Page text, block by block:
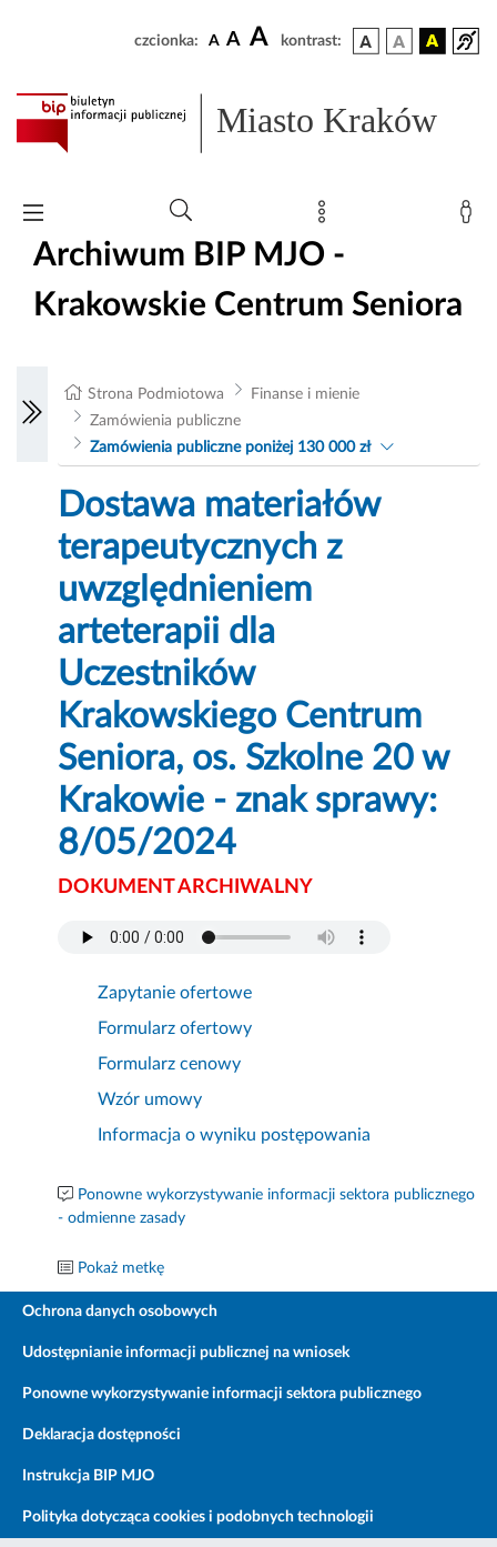
czcionka: A A A kontrast:
Miasto Kraków
Archiwum BIP MJO -
Krakowskie Centrum Seniora
Strona Podmiotowa
Finanse i mienie
Zamówienia publiczne
Zamówienia publiczne poniżej 130 000 zł
Dostawa materiałów
terapeutycznych z
uwzględnieniem
arteterapii dla
Uczestników
Krakowskiego Centrum
Seniora, os. Szkolne 20 w
Krakowie - znak sprawy:
8/05/2024
DOKUMENT ARCHIWALNY
Zapytanie ofertowe
Formularz ofertowy
Formularz cenowy
Wzór umowy
Informacja o wyniku postępowania
Ponowne wykorzystywanie informacji sektora publicznego
- odmienne zasady
Pokaż metkę
Ochrona danych osobowych
Udostępnianie informacji publicznej na wniosek
Ponowne wykorzystywanie informacji sektora publicznego
Deklaracja dostępności
Instrukcja BIP MJO
Polityka dotycząca cookies i podobnych technologii